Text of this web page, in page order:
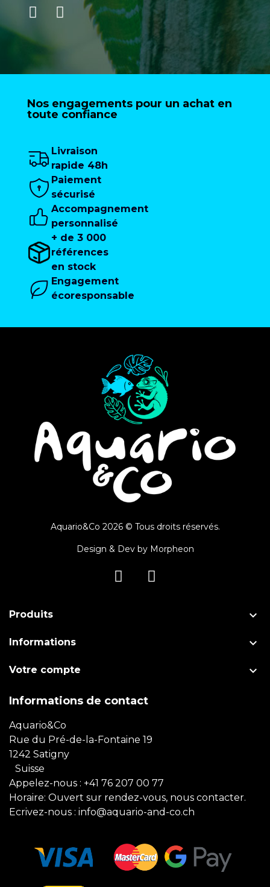
Nos engagements pour un achat en
toute confiance
Livraison
rapide 48h
Paiement
sécurisé
Accompagnement
personnalisé
+ de 3 000
références
en stock
Engagement
écoresponsable
Aquario&Co 2026 © Tous droits réservés.
Design & Dev by Morpheon
Produits 
Informations 
Votre compte 
Informations de contact
Aquario&Co
Rue du Pré-de-la-Fontaine 19
1242 Satigny
Suisse
Appelez-nous : +41 76 207 00 77
Horaire: Ouvert sur rendez-vous, nous contacter.
Ecrivez-nous : info@aquario-and-co.ch